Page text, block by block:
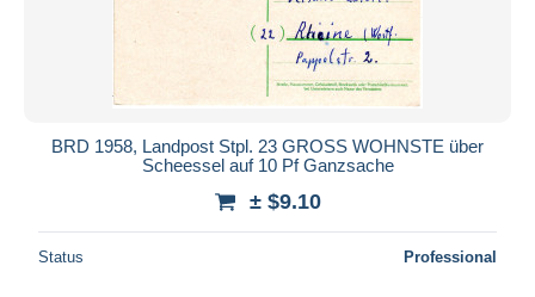
BRD 1958, Landpost Stpl. 23 GROSS WOHNSTE über
Scheessel auf 10 Pf Ganzsache
± $9.10
Status Professional